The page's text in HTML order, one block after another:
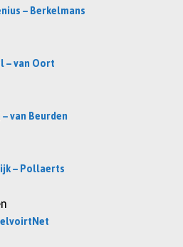
– Berkelmans
– van Oort
van Beurden
– Pollaerts